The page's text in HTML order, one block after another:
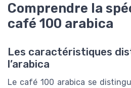
Comprendre la
café 100 arabica
Les caractéristiques
l’arabica
Le café 100 arabica se